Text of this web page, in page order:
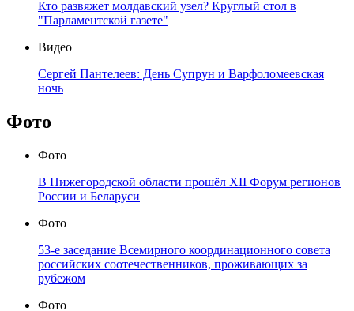
Кто развяжет молдавский узел? Круглый стол в
"Парламентской газете"
Видео
Сергей Пантелеев: День Супрун и Варфоломеевская
ночь
Фото
Фото
В Нижегородской области прошёл XII Форум регионов
России и Беларуси
Фото
53-е заседание Всемирного координационного совета
российских соотечественников, проживающих за
рубежом
Фото